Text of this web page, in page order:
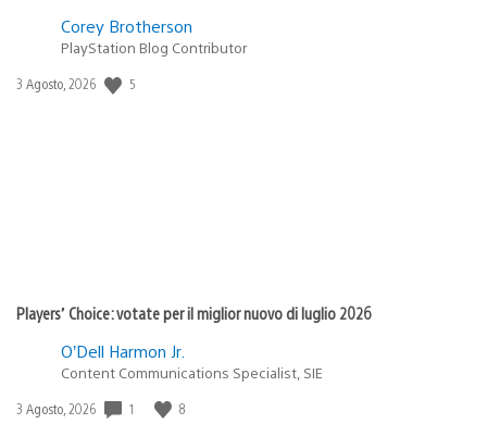
Corey Brotherson
PlayStation Blog Contributor
Data
3 Agosto, 2026 5
Players’ Choice: votate per il miglior nuovo di luglio 2026
O’Dell Harmon Jr.
Content Communications Specialist, SIE
Data
3 Agosto, 2026 1 8